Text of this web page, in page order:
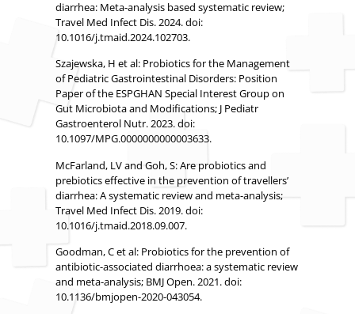
diarrhea: Meta-analysis based systematic review;
Travel Med Infect Dis. 2024. doi:
10.1016/j.tmaid.2024.102703.
Szajewska, H et al: Probiotics for the Management
of Pediatric Gastrointestinal Disorders: Position
Paper of the ESPGHAN Special Interest Group on
Gut Microbiota and Modifications; J Pediatr
Gastroenterol Nutr. 2023. doi:
10.1097/MPG.0000000000003633.
McFarland, LV and Goh, S: Are probiotics and
prebiotics effective in the prevention of travellers’
diarrhea: A systematic review and meta-analysis;
Travel Med Infect Dis. 2019. doi:
10.1016/j.tmaid.2018.09.007.
Goodman, C et al: Probiotics for the prevention of
antibiotic-associated diarrhoea: a systematic review
and meta-analysis; BMJ Open. 2021. doi:
10.1136/bmjopen-2020-043054.